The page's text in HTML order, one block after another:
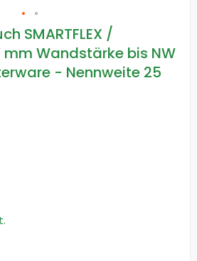
SMARTFLEX /
mm Wandstärke bis NW
- Nennweite 25